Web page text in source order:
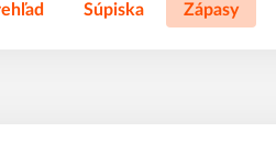
Súpiska Zápasy